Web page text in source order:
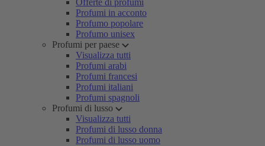
Offerte di profumi
Profumi in acconto
Profumo popolare
Profumo unisex
Profumi per paese
Visualizza tutti
Profumi arabi
Profumi francesi
Profumi italiani
Profumi spagnoli
Profumi di lusso
Visualizza tutti
Profumi di lusso donna
Profumi di lusso uomo